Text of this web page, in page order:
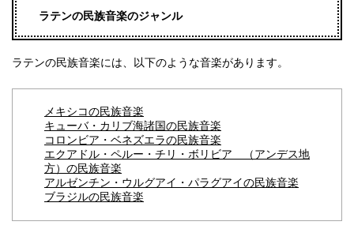
ラテンの民族音楽のジャンル
ラテンの民族音楽には、以下のような音楽があります。
メキシコの民族音楽
キューバ・カリブ海諸国の民族音楽
コロンビア・ベネズエラの民族音楽
エクアドル・ペルー・チリ・ボリビア （アンデス地
方）の民族音楽
アルゼンチン・ウルグアイ・パラグアイの民族音楽
ブラジルの民族音楽